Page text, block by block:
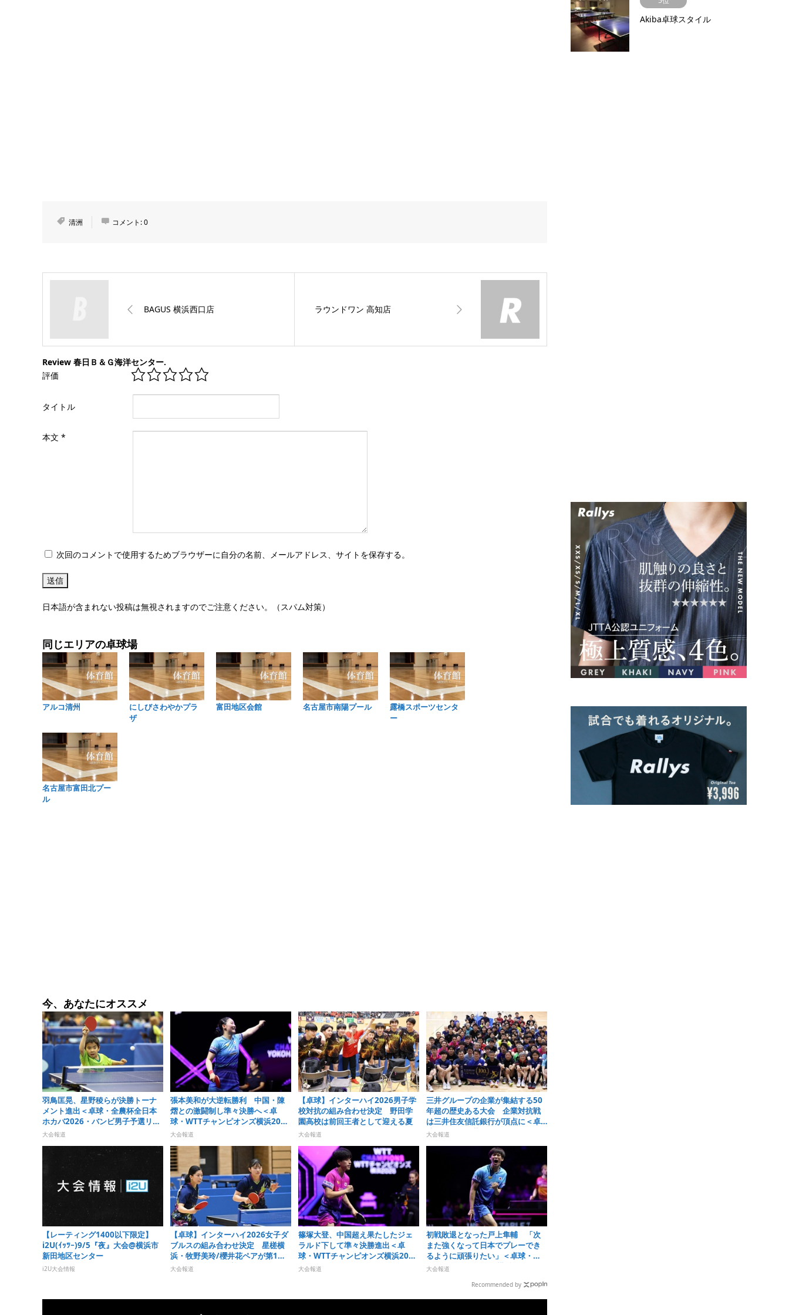
清洲 コメント:0
BAGUS 横浜西口店 ラウンドワン 高知店
Review 春日Ｂ＆Ｇ海洋センター.
評価
タイトル
本文 *
次回のコメントで使用するためブラウザーに自分の名前、メールアドレス、サイトを保存する。
日本語が含まれない投稿は無視されますのでご注意ください。（スパム対策）
同じエリアの卓球場
アルコ清州
にしびさわやかプラ
ザ
富田地区会館 名古屋市南陽プール
露橋スポーツセンタ
ー
名古屋市富田北プー
ル
今、あなたにオススメ
羽鳥匡晃、星野稜らが決勝トーナ
メント進出＜卓球・全農杯全日本
ホカバ2026・バンビ男子予選リー
グ＞
大会報道
張本美和が大逆転勝利 中国・陳
熠との激闘制し準々決勝へ＜卓
球・WTTチャンピオンズ横浜2026
＞
大会報道
【卓球】インターハイ2026男子学
校対抗の組み合わせ決定 野田学
園高校は前回王者として迎える夏
大会報道
三井グループの企業が集結する50
年超の歴史ある大会 企業対抗戦
は三井住友信託銀行が頂点に＜卓
球・オール三井2026＞
大会報道
【レーティング1400以下限定】
i2U(ｲｯﾂｰ)9/5『夜』大会@横浜市
新田地区センター
i2U大会情報
【卓球】インターハイ2026女子ダ
ブルスの組み合わせ決定 星槎横
浜・牧野美玲/櫻井花ペアが第1シ
ードで最後の夏を迎える
大会報道
篠塚大登、中国超え果たしたジェ
ラルド下して準々決勝進出＜卓
球・WTTチャンピオンズ横浜2026
＞
大会報道
初戦敗退となった戸上隼輔 「次
また強くなって日本でプレーでき
るように頑張りたい」＜卓球・
WTTチャンピオンズ横浜2026＞
大会報道
Recommended by
Akiba卓球スタイル